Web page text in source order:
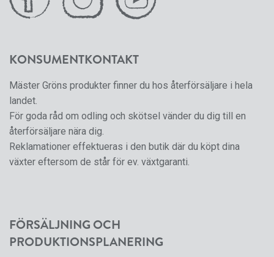
KONSUMENTKONTAKT
Mäster Gröns produkter finner du hos återförsäljare i hela
landet.
För goda råd om odling och skötsel vänder du dig till en
återförsäljare nära dig.
Reklamationer effektueras i den butik där du köpt dina
växter eftersom de står för ev. växtgaranti.
FÖRSÄLJNING OCH
PRODUKTIONSPLANERING